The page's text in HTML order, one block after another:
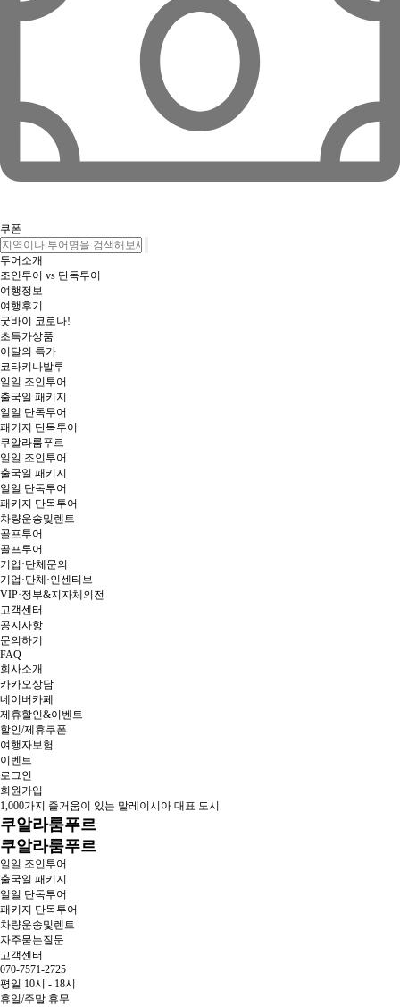
쿠폰
투어소개
조인투어 vs 단독투어
여행정보
여행후기
굿바이 코로나!
초특가상품
이달의 특가
코타키나발루
일일 조인투어
출국일 패키지
일일 단독투어
패키지 단독투어
쿠알라룸푸르
일일 조인투어
출국일 패키지
일일 단독투어
패키지 단독투어
차량운송및렌트
골프투어
골프투어
기업·단체문의
기업·단체·인센티브
VIP·정부&지자체의전
고객센터
공지사항
문의하기
FAQ
회사소개
카카오상담
네이버카페
제휴할인&이벤트
할인/제휴쿠폰
여행자보험
이벤트
로그인
회원가입
1,000가지 즐거움이 있는 말레이시아 대표 도시
쿠알라룸푸르
쿠알라룸푸르
일일 조인투어
출국일 패키지
일일 단독투어
패키지 단독투어
차량운송및렌트
자주묻는질문
고객센터
070-7571-2725
평일 10시 - 18시
휴일/주말 휴무